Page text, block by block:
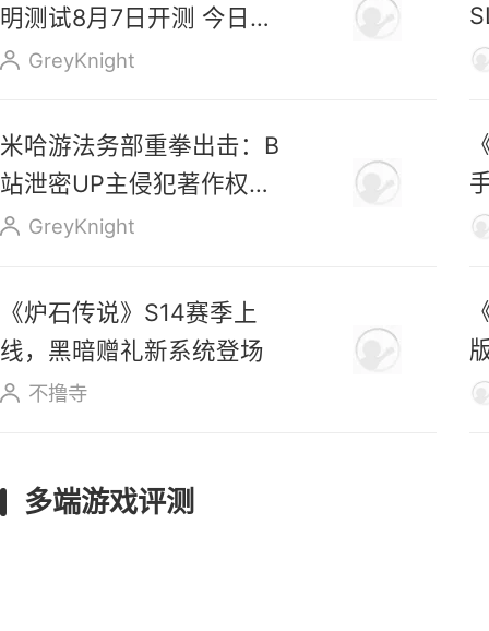
明测试8月7日开测 今日开
启预载
GreyKnight
米哈游法务部重拳出击：B
站泄密UP主侵犯著作权罪
成立GreyKnight
《炉石传说》S14赛季上
线，黑暗赠礼新系统登场
不撸寺
多端游戏评测